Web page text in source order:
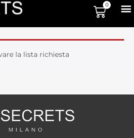
0
la lista richiesta